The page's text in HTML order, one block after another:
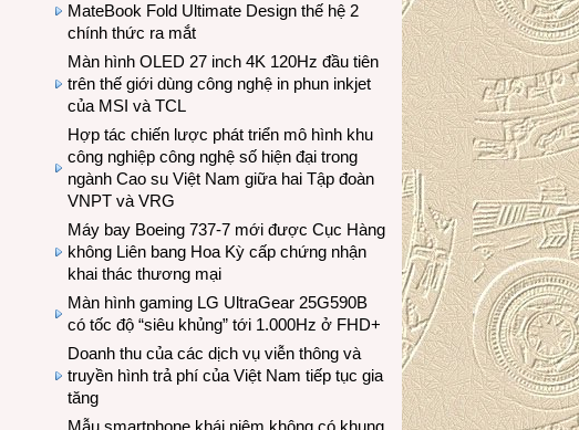
MateBook Fold Ultimate Design thế hệ 2
chính thức ra mắt
Màn hình OLED 27 inch 4K 120Hz đầu tiên
trên thế giới dùng công nghệ in phun inkjet
của MSI và TCL
Hợp tác chiến lược phát triển mô hình khu
công nghiệp công nghệ số hiện đại trong
ngành Cao su Việt Nam giữa hai Tập đoàn
VNPT và VRG
Máy bay Boeing 737-7 mới được Cục Hàng
không Liên bang Hoa Kỳ cấp chứng nhận
khai thác thương mại
Màn hình gaming LG UltraGear 25G590B
có tốc độ “siêu khủng” tới 1.000Hz ở FHD+
Doanh thu của các dịch vụ viễn thông và
truyền hình trả phí của Việt Nam tiếp tục gia
tăng
Mẫu smartphone khái niệm không có khung